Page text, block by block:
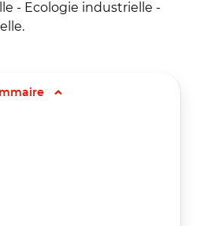
- Ecologie industrielle -